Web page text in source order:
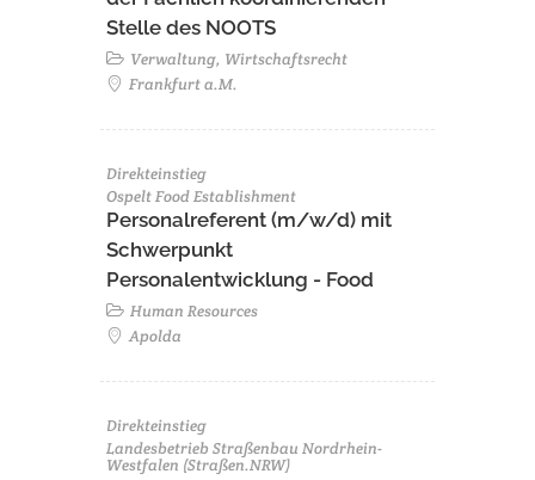
Stelle des NOOTS
Verwaltung, Wirtschaftsrecht
Frankfurt a.M.
Direkteinstieg
Ospelt Food Establishment
Personalreferent (m/w/d) mit
Schwerpunkt
Personalentwicklung - Food
Human Resources
Apolda
Direkteinstieg
Landesbetrieb Straßenbau Nordrhein-
Westfalen (Straßen.NRW)